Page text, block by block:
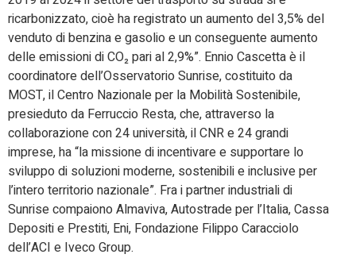
ricarbonizzato, cioè ha registrato un aumento del 3,5% del
venduto di benzina e gasolio e un conseguente aumento
delle emissioni di CO₂ pari al 2,9%”. Ennio Cascetta è il
coordinatore dell’Osservatorio Sunrise, costituito da
MOST, il Centro Nazionale per la Mobilità Sostenibile,
presieduto da Ferruccio Resta, che, attraverso la
collaborazione con 24 università, il CNR e 24 grandi
imprese, ha “la missione di incentivare e supportare lo
sviluppo di soluzioni moderne, sostenibili e inclusive per
l’intero territorio nazionale”. Fra i partner industriali di
Sunrise compaiono Almaviva, Autostrade per l’Italia, Cassa
Depositi e Prestiti, Eni, Fondazione Filippo Caracciolo
dell’ACI e Iveco Group.